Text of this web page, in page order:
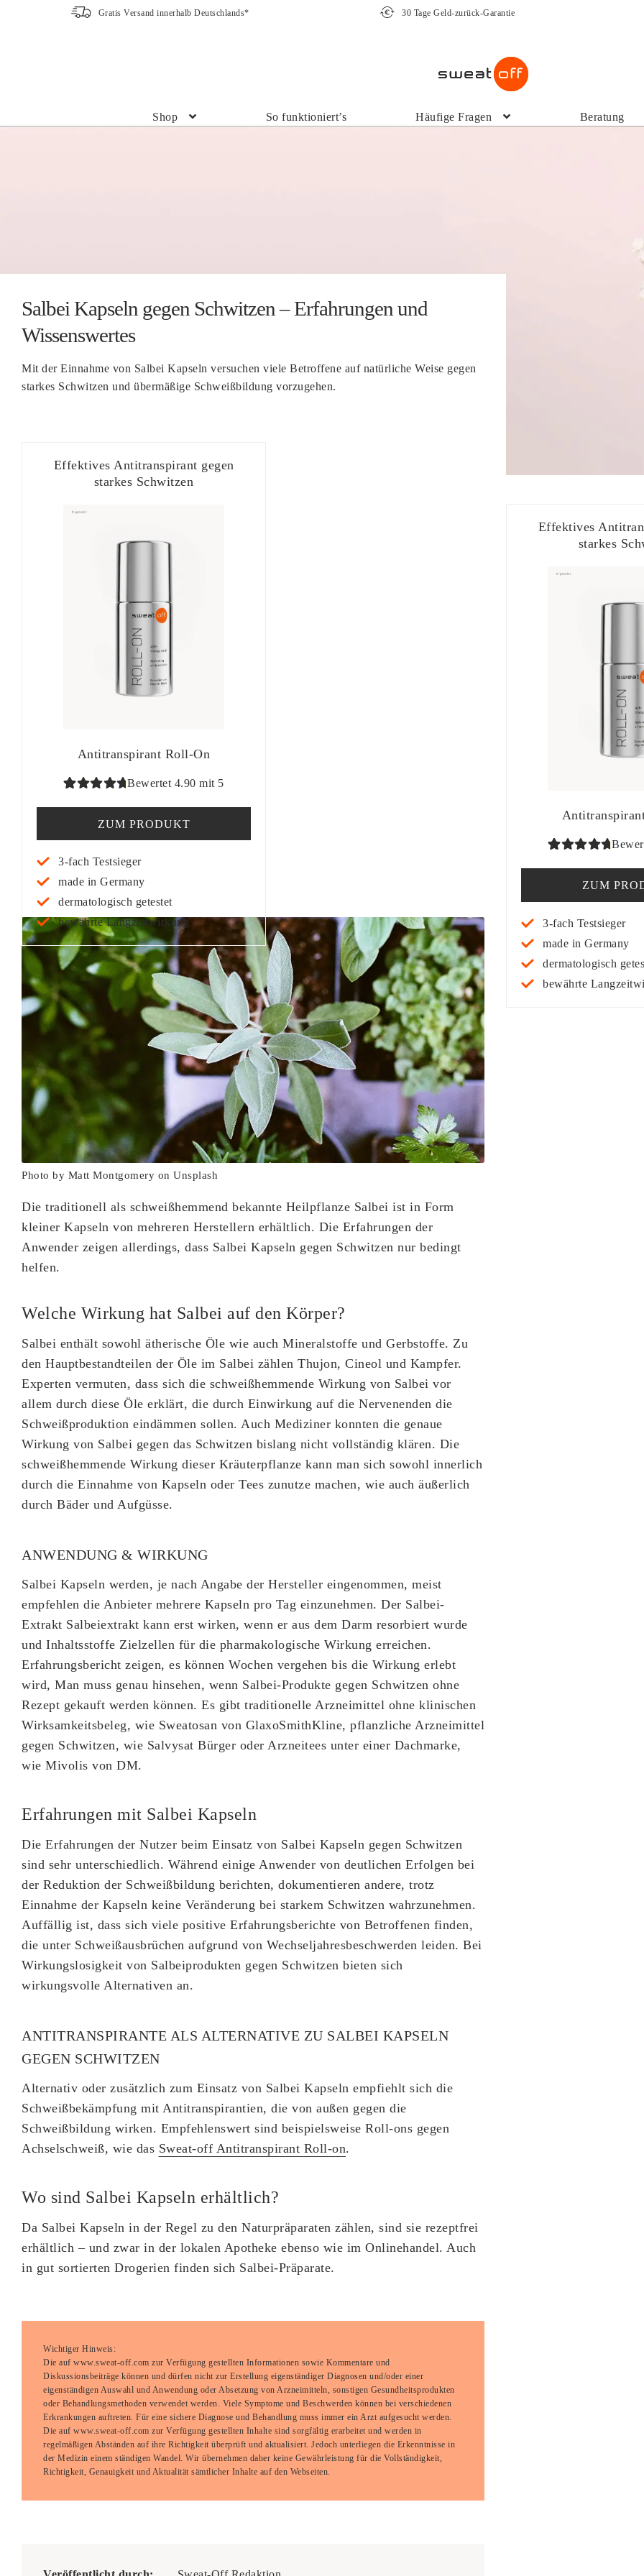
Gratis Versand innerhalb Deutschlands* 30 Tage Geld-zurück-Garantie
Shop So funktioniert’s Häufige Fragen Beratung
Salbei Kapseln gegen Schwitzen – Erfahrungen und
Wissenswertes
Mit der Einnahme von Salbei Kapseln versuchen viele Betroffene auf natürliche Weise gegen
starkes Schwitzen und übermäßige Schweißbildung vorzugehen.
Effektives Antitranspirant gegen
starkes Schwitzen
Antitranspirant Roll-On
4.90
wertung
Bewertet 4.90 mit 5
ZUM PRODUKT
3-fach Testsieger
made in Germany
dermatologisch getestet
bewährte Langzeitwirkung
Photo by Matt Montgomery on Unsplash
Die traditionell als schweißhemmend bekannte Heilpflanze Salbei ist in Form
kleiner Kapseln von mehreren Herstellern erhältlich. Die Erfahrungen der
Anwender zeigen allerdings, dass Salbei Kapseln gegen Schwitzen nur bedingt
helfen.
Welche Wirkung hat Salbei auf den Körper?
Salbei enthält sowohl ätherische Öle wie auch Mineralstoffe und Gerbstoffe. Zu
den Hauptbestandteilen der Öle im Salbei zählen Thujon, Cineol und Kampfer.
Experten vermuten, dass sich die schweißhemmende Wirkung von Salbei vor
allem durch diese Öle erklärt, die durch Einwirkung auf die Nervenenden die
Schweißproduktion eindämmen sollen. Auch Mediziner konnten die genaue
Wirkung von Salbei gegen das Schwitzen bislang nicht vollständig klären. Die
schweißhemmende Wirkung dieser Kräuterpflanze kann man sich sowohl innerlich
durch die Einnahme von Kapseln oder Tees zunutze machen, wie auch äußerlich
durch Bäder und Aufgüsse.
ANWENDUNG & WIRKUNG
Salbei Kapseln werden, je nach Angabe der Hersteller eingenommen, meist
empfehlen die Anbieter mehrere Kapseln pro Tag einzunehmen. Der Salbei-
Extrakt Salbeiextrakt kann erst wirken, wenn er aus dem Darm resorbiert wurde
und Inhaltsstoffe Zielzellen für die pharmakologische Wirkung erreichen.
Erfahrungsbericht zeigen, es können Wochen vergehen bis die Wirkung erlebt
wird, Man muss genau hinsehen, wenn Salbei-Produkte gegen Schwitzen ohne
Rezept gekauft werden können. Es gibt traditionelle Arzneimittel ohne klinischen
Wirksamkeitsbeleg, wie Sweatosan von GlaxoSmithKline, pflanzliche Arzneimittel
gegen Schwitzen, wie Salvysat Bürger oder Arzneitees unter einer Dachmarke,
wie Mivolis von DM.
Erfahrungen mit Salbei Kapseln
Die Erfahrungen der Nutzer beim Einsatz von Salbei Kapseln gegen Schwitzen
sind sehr unterschiedlich. Während einige Anwender von deutlichen Erfolgen bei
der Reduktion der Schweißbildung berichten, dokumentieren andere, trotz
Einnahme der Kapseln keine Veränderung bei starkem Schwitzen wahrzunehmen.
Auffällig ist, dass sich viele positive Erfahrungsberichte von Betroffenen finden,
die unter Schweißausbrüchen aufgrund von Wechseljahresbeschwerden leiden. Bei
Wirkungslosigkeit von Salbeiprodukten gegen Schwitzen bieten sich
wirkungsvolle Alternativen an.
ANTITRANSPIRANTE ALS ALTERNATIVE ZU SALBEI KAPSELN
GEGEN SCHWITZEN
Alternativ oder zusätzlich zum Einsatz von Salbei Kapseln empfiehlt sich die
Schweißbekämpfung mit Antitranspirantien, die von außen gegen die
Schweißbildung wirken. Empfehlenswert sind beispielsweise Roll-ons gegen
Achselschweiß, wie das Sweat-off Antitranspirant Roll-on.
Wo sind Salbei Kapseln erhältlich?
Da Salbei Kapseln in der Regel zu den Naturpräparaten zählen, sind sie rezeptfrei
erhältlich – und zwar in der lokalen Apotheke ebenso wie im Onlinehandel. Auch
in gut sortierten Drogerien finden sich Salbei-Präparate.
Wichtiger Hinweis:
Die auf www.sweat-off.com zur Verfügung gestellten Informationen sowie Kommentare und
Diskussionsbeiträge können und dürfen nicht zur Erstellung eigenständiger Diagnosen und/oder einer
eigenständigen Auswahl und Anwendung oder Absetzung von Arzneimitteln, sonstigen Gesundheitsprodukten
oder Behandlungsmethoden verwendet werden. Viele Symptome und Beschwerden können bei verschiedenen
Erkrankungen auftreten. Für eine sichere Diagnose und Behandlung muss immer ein Arzt aufgesucht werden.
Die auf www.sweat-off.com zur Verfügung gestellten Inhalte sind sorgfältig erarbeitet und werden in
regelmäßigen Abständen auf ihre Richtigkeit überprüft und aktualisiert. Jedoch unterliegen die Erkenntnisse in
der Medizin einem ständigen Wandel. Wir übernehmen daher keine Gewährleistung für die Vollständigkeit,
Richtigkeit, Genauigkeit und Aktualität sämtlicher Inhalte auf den Webseiten.
Effektives
starkes
4.90
Kundenbe
wertung
ZUM
3-fach Testsieger
made in Germany
dermatologisch
bewährte